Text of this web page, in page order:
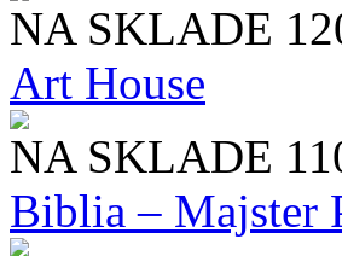
NA SKLADE
Art House
NA SKLADE
Biblia – Majster